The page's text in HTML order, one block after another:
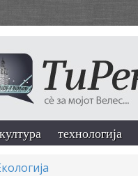
култура технологија